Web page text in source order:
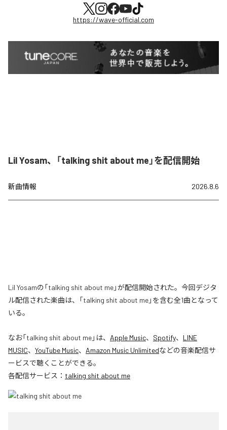
https://wave-official.com
Lil Yosam、「talking shit about me」を配信開始
新曲情報 2026.8.6
Lil Yosamの「talking shit about me」が配信開始された。今回デジタ
ル配信された楽曲は、「talking shit about me」を含む全1曲となって
いる。
なお「talking shit about me」は、 Apple Music、 Spotify、 LINE
MUSIC、 YouTube Music、 Amazon Music Unlimitedなどの音楽配信サ
ービスで聴くことができる。
各配信サービス： talking shit about me